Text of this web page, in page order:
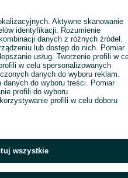
Aktywne skanowanie
identyfikacji. Rozumienie
danych z różnych źródeł.
lub dostęp do nich. Pomiar
usług. Tworzenie profili w
w celu spersonalizowanych
danych do wyboru reklam.
do wyboru treści. Pomiar
profili do wyboru
profili w celu doboru
wszystkie